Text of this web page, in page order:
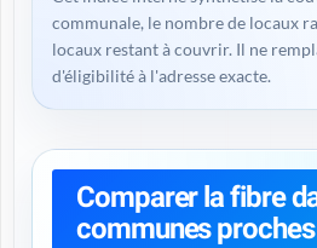
communale, le nombre de locaux
locaux restant à couvrir. Il ne
d'éligibilité à l'adresse exacte.
Comparer la fibre
communes